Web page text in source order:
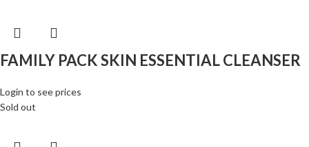
FAMILY PACK SKIN ESSENTIAL CLEANSER
Login to see prices
Sold out